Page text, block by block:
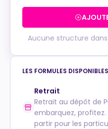
Aucune structure
LES FORMULES DISPONIBLES
Retrait
Retrait au dépôt de
embarquez,
partir pour les